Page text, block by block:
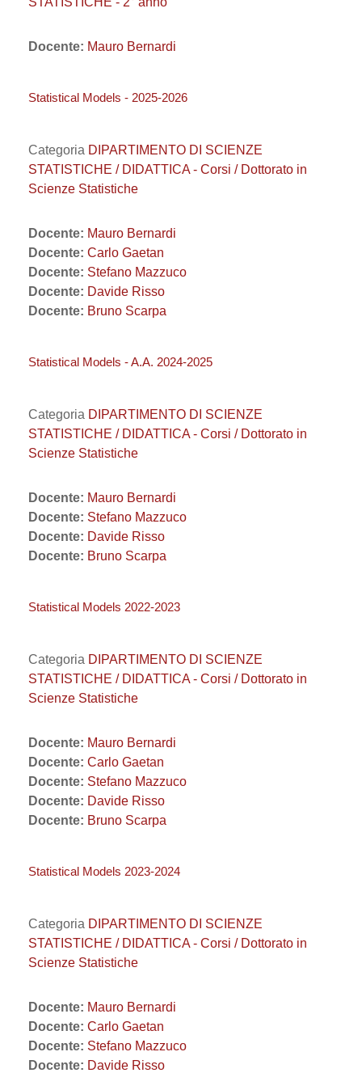
Docente: Mauro Bernardi
Statistical Models - 2025-2026
Categoria DIPARTIMENTO DI SCIENZE
STATISTICHE / DIDATTICA - Corsi / Dottorato in
Scienze Statistiche
Docente: Mauro Bernardi
Docente: Carlo Gaetan
Docente: Stefano Mazzuco
Docente: Davide Risso
Docente: Bruno Scarpa
Statistical Models - A.A. 2024-2025
Categoria DIPARTIMENTO DI SCIENZE
STATISTICHE / DIDATTICA - Corsi / Dottorato in
Scienze Statistiche
Docente: Mauro Bernardi
Docente: Stefano Mazzuco
Docente: Davide Risso
Docente: Bruno Scarpa
Statistical Models 2022-2023
Categoria DIPARTIMENTO DI SCIENZE
STATISTICHE / DIDATTICA - Corsi / Dottorato in
Scienze Statistiche
Docente: Mauro Bernardi
Docente: Carlo Gaetan
Docente: Stefano Mazzuco
Docente: Davide Risso
Docente: Bruno Scarpa
Statistical Models 2023-2024
Categoria DIPARTIMENTO DI SCIENZE
STATISTICHE / DIDATTICA - Corsi / Dottorato in
Scienze Statistiche
Docente: Mauro Bernardi
Docente: Carlo Gaetan
Docente: Stefano Mazzuco
Docente: Davide Risso